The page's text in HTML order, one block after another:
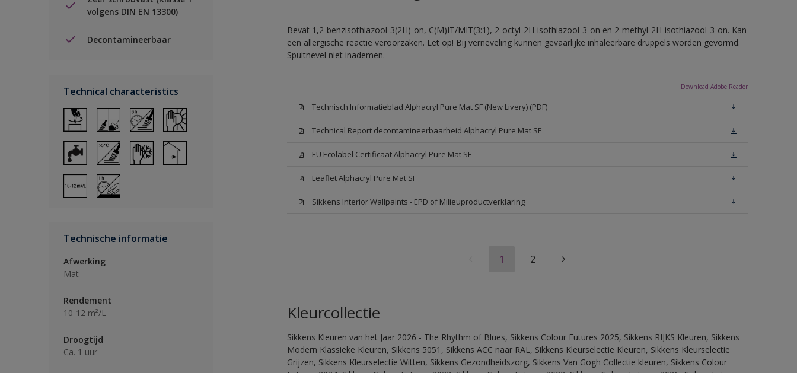
volgens DIN EN 13300)
Decontamineerbaar
Technical characteristics
Technische informatie
Afwerking
Mat
Rendement
10-12 m²/L
Droogtijd
Ca. 1 uur
Bevat 1,2-benzisothiazool-3(2H)-on, C(M)IT/MIT(3:1), 2-octyl-2H-isothiazool-3-on en 2-methyl-2H-isothiazool-3-on. Kan
een allergische reactie veroorzaken. Let op! Bij verneveling kunnen gevaarlijke inhaleerbare druppels worden gevormd.
Spuitnevel niet inademen.
Download Adobe Reader
Technisch Informatieblad Alphacryl Pure Mat SF (New Livery) (PDF)
Technical Report decontamineerbaarheid Alphacryl Pure Mat SF
EU Ecolabel Certificaat Alphacryl Pure Mat SF
Leaflet Alphacryl Pure Mat SF
Sikkens Interior Wallpaints - EPD of Milieuproductverklaring
1 2
Kleurcollectie
Sikkens Kleuren van het Jaar 2026 - The Rhythm of Blues, Sikkens Colour Futures 2025, Sikkens RIJKS Kleuren, Sikkens
Modern Klassieke Kleuren, Sikkens 5051, Sikkens ACC naar RAL, Sikkens Kleurselectie Kleuren, Sikkens Kleurselectie
Grijzen, Sikkens Kleurselectie Witten, Sikkens Gezondheidszorg, Sikkens Van Gogh Collectie kleuren, Sikkens Colour